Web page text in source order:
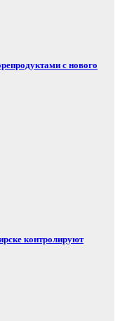
с нового
контролируют